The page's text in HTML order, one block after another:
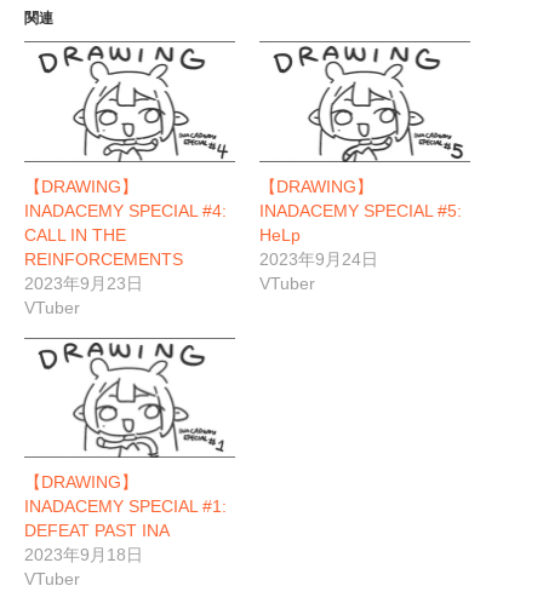
関連
【DRAWING】
INADACEMY SPECIAL #4:
CALL IN THE
REINFORCEMENTS
2023年9月23日
VTuber
【DRAWING】
INADACEMY SPECIAL #5:
HeLp
2023年9月24日
VTuber
【DRAWING】
INADACEMY SPECIAL #1:
DEFEAT PAST INA
2023年9月18日
VTuber